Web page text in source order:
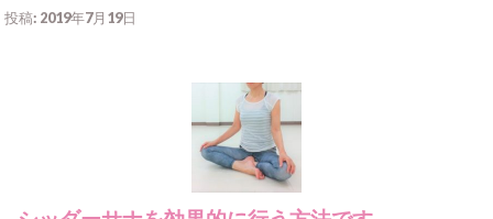
投稿: 2019年7月19日